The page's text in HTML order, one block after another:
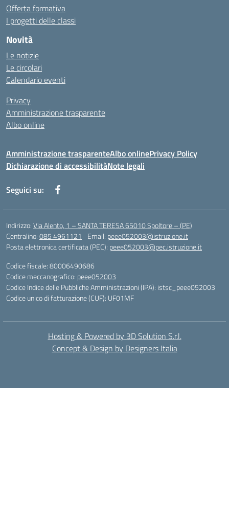
Offerta formativa
I progetti delle classi
Novità
Le notizie
Le circolari
Calendario eventi
Privacy
Amministrazione trasparente
Albo online
Amministrazione trasparenteAlbo onlinePrivacy Policy
Dichiarazione di accessibilitàNote legali
Seguici su:
Indirizzo:Via Alento, 1 – SANTA TERESA 65010 Spoltore – (PE)
Centralino:085 4961121 Email: peee052003@istruzione.it
Posta elettronica certificata (PEC): peee052003@pec.istruzione.it
Codice fiscale: 80006490686
Codice meccanografico: peee052003
Codice Indice delle Pubbliche Amministrazioni (IPA): istsc_peee052003
Codice unico di fatturazione (CUF): UF01MF
Hosting & Powered by 3D Solution S.r.l.
Concept & Design by Designers Italia